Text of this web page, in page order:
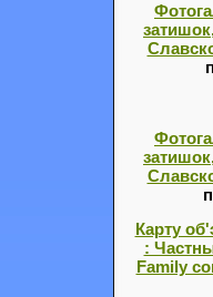
Карту
:
Family